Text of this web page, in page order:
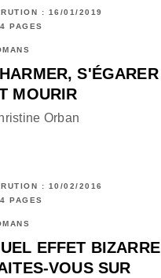
: 16/01/2019
PAGES
S'ÉGARER
MOURIR
Orban
: 10/02/2016
PAGES
EFFET BIZARRE
VOUS SUR